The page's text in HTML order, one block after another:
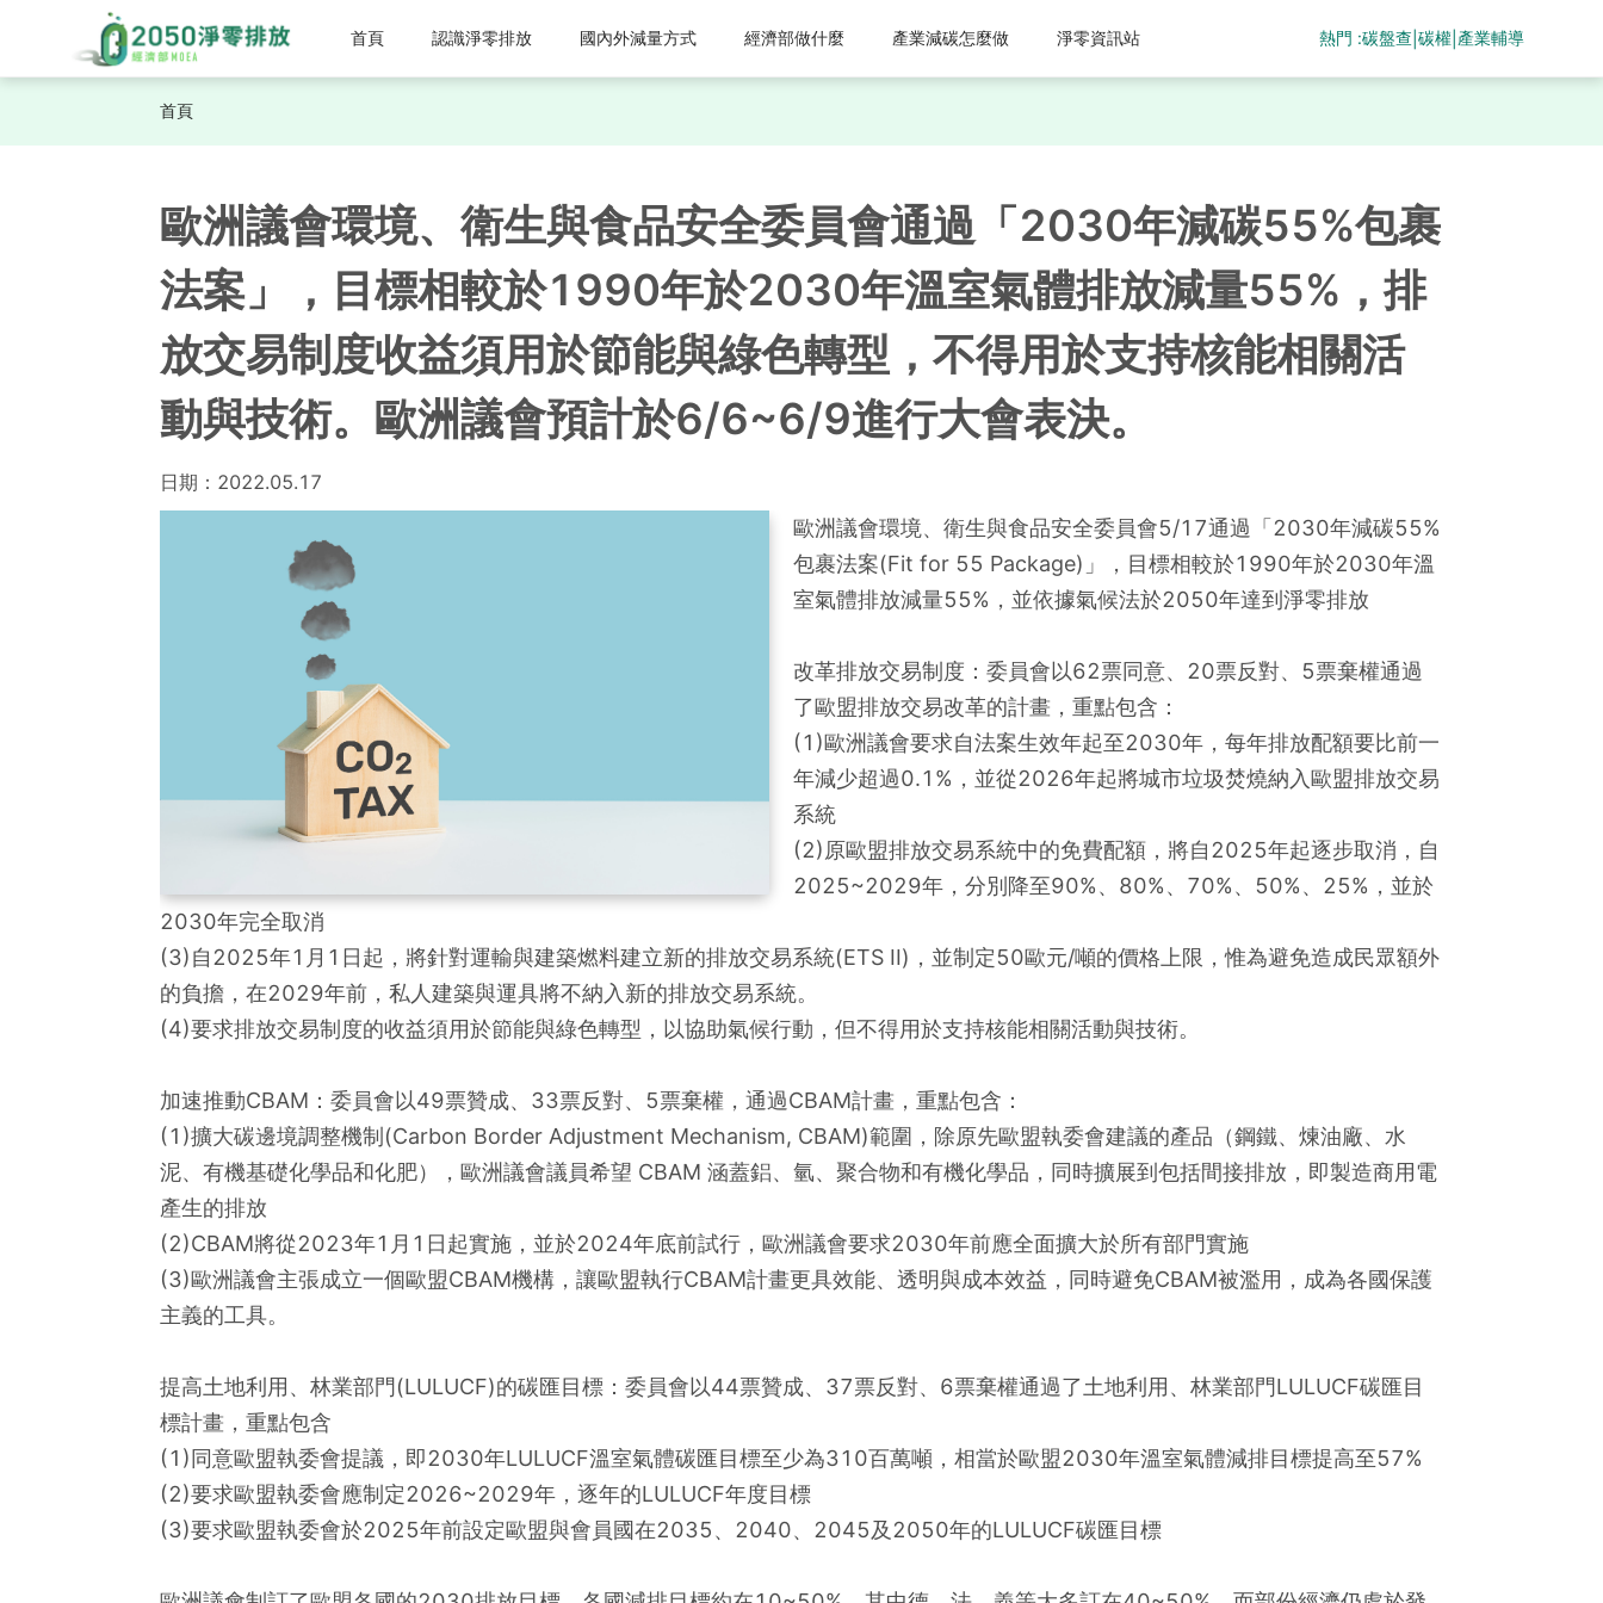
首頁 認識淨零排放 國內外減量方式 經濟部做什麼 產業減碳怎麼做 淨零資訊站 熱門 :碳盤查 碳權| 產業輔導
首頁
歐洲議會環境、衛生與食品安全委員會通過「2030年減碳55%包裹
法案」，目標相較於1990年於2030年溫室氣體排放減量55%，排
放交易制度收益須用於節能與綠色轉型，不得用於支持核能相關活
動與技術。歐洲議會預計於6/6~6/9進行大會表決。
日期： 2022.05.17
歐洲議會環境、衛生與食品安全委員會5/17通過「2030年減碳55%
包裹法案(Fit for 55 Package)」，目標相較於1990年於2030年溫
室氣體排放減量55%，並依據氣候法於2050年達到淨零排放
改革排放交易制度：委員會以62票同意、20票反對、5票棄權通過
了歐盟排放交易改革的計畫，重點包含：
(1)歐洲議會要求自法案生效年起至2030年，每年排放配額要比前一
年減少超過0.1%，並從2026年起將城市垃圾焚燒納入歐盟排放交易
系統
(2)原歐盟排放交易系統中的免費配額，將自2025年起逐步取消，自
2025~2029年，分別降至90%、80%、70%、50%、25%，並於
2030年完全取消
(3)自2025年1月1日起，將針對運輸與建築燃料建立新的排放交易系統(ETS II)，並制定50歐元/噸的價格上限，惟為避免造成民眾額外
的負擔，在2029年前，私人建築與運具將不納入新的排放交易系統。
(4)要求排放交易制度的收益須用於節能與綠色轉型，以協助氣候行動，但不得用於支持核能相關活動與技術。
加速推動CBAM：委員會以49票贊成、33票反對、5票棄權，通過CBAM計畫，重點包含：
(1)擴大碳邊境調整機制(Carbon Border Adjustment Mechanism, CBAM)範圍，除原先歐盟執委會建議的產品（鋼鐵、煉油廠、水
泥、有機基礎化學品和化肥），歐洲議會議員希望 CBAM 涵蓋鋁、氫、聚合物和有機化學品，同時擴展到包括間接排放，即製造商用電
產生的排放
(2)CBAM將從2023年1月1日起實施，並於2024年底前試行，歐洲議會要求2030年前應全面擴大於所有部門實施
(3)歐洲議會主張成立一個歐盟CBAM機構，讓歐盟執行CBAM計畫更具效能、透明與成本效益，同時避免CBAM被濫用，成為各國保護
主義的工具。
提高土地利用、林業部門(LULUCF)的碳匯目標：委員會以44票贊成、37票反對、6票棄權通過了土地利用、林業部門LULUCF碳匯目
標計畫，重點包含
(1)同意歐盟執委會提議，即2030年LULUCF溫室氣體碳匯目標至少為310百萬噸，相當於歐盟2030年溫室氣體減排目標提高至57%
(2)要求歐盟執委會應制定2026~2029年，逐年的LULUCF年度目標
(3)要求歐盟執委會於2025年前設定歐盟與會員國在2035、2040、2045及2050年的LULUCF碳匯目標